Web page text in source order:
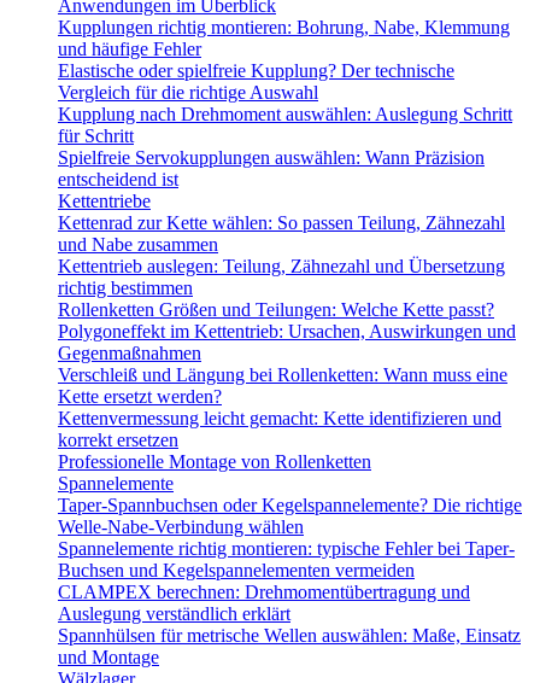
Anwendungen im Überblick
Kupplungen richtig montieren: Bohrung, Nabe, Klemmung
und häufige Fehler
Elastische oder spielfreie Kupplung? Der technische
Vergleich für die richtige Auswahl
Kupplung nach Drehmoment auswählen: Auslegung Schritt
für Schritt
Spielfreie Servokupplungen auswählen: Wann Präzision
entscheidend ist
Kettentriebe
Kettenrad zur Kette wählen: So passen Teilung, Zähnezahl
und Nabe zusammen
Kettentrieb auslegen: Teilung, Zähnezahl und Übersetzung
richtig bestimmen
Rollenketten Größen und Teilungen: Welche Kette passt?
Polygoneffekt im Kettentrieb: Ursachen, Auswirkungen und
Gegenmaßnahmen
Verschleiß und Längung bei Rollenketten: Wann muss eine
Kette ersetzt werden?
Kettenvermessung leicht gemacht: Kette identifizieren und
korrekt ersetzen
Professionelle Montage von Rollenketten
Spannelemente
Taper-Spannbuchsen oder Kegelspannelemente? Die richtige
Welle-Nabe-Verbindung wählen
Spannelemente richtig montieren: typische Fehler bei Taper-
Buchsen und Kegelspannelementen vermeiden
CLAMPEX berechnen: Drehmomentübertragung und
Auslegung verständlich erklärt
Spannhülsen für metrische Wellen auswählen: Maße, Einsatz
und Montage
Wälzlager